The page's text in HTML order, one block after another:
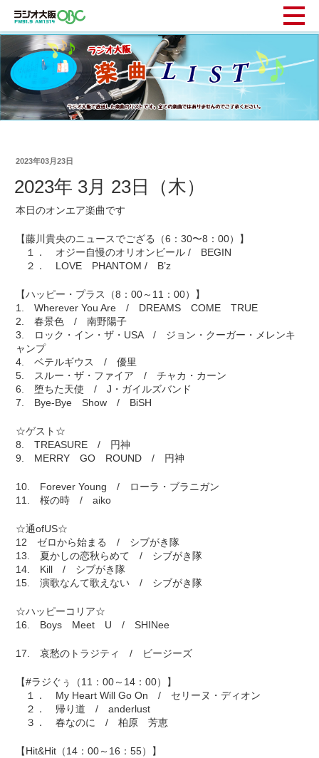
2023年03月23日
2023年 3月 23日（木）
本日のオンエア楽曲です
【藤川貴央のニュースでござる（6：30〜8：00）】
１． オジー自慢のオリオンビール / BEGIN
２． LOVE PHANTOM / B’z
【ハッピー・プラス（8：00～11：00）】
1. Wherever You Are / DREAMS COME TRUE
2. 春景色 / 南野陽子
3. ロック・イン・ザ・USA / ジョン・クーガー・メレンキ
ャンプ
4. ベテルギウス / 優里
5. スルー・ザ・ファイア / チャカ・カーン
6. 堕ちた天使 / J・ガイルズバンド
7. Bye-Bye Show / BiSH
☆ゲスト☆
8. TREASURE / 円神
9. MERRY GO ROUND / 円神
10. Forever Young / ローラ・ブラニガン
11. 桜の時 / aiko
☆通ofUS☆
12 ゼロから始まる / シブがき隊
13. 夏かしの恋秋らめて / シブがき隊
14. Kill / シブがき隊
15. 演歌なんて歌えない / シブがき隊
☆ハッピーコリア☆
16. Boys Meet U / SHINee
17. 哀愁のトラジティ / ビージーズ
【#ラジぐぅ（11：00～14：00）】
１． My Heart Will Go On / セリーヌ・ディオン
２． 帰り道 / anderlust
３． 春なのに / 柏原 芳恵
【Hit&Hit（14：00～16：55）】